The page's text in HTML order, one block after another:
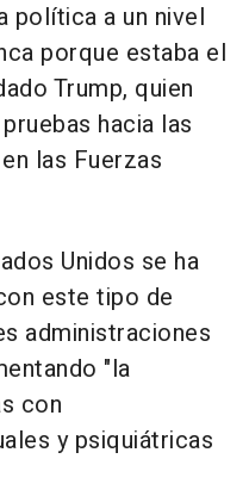
política a un nivel
porque estaba el
Trump, quien
hacia las
las Fuerzas
Unidos se ha
este tipo de
administraciones
"la
con
y psiquiátricas